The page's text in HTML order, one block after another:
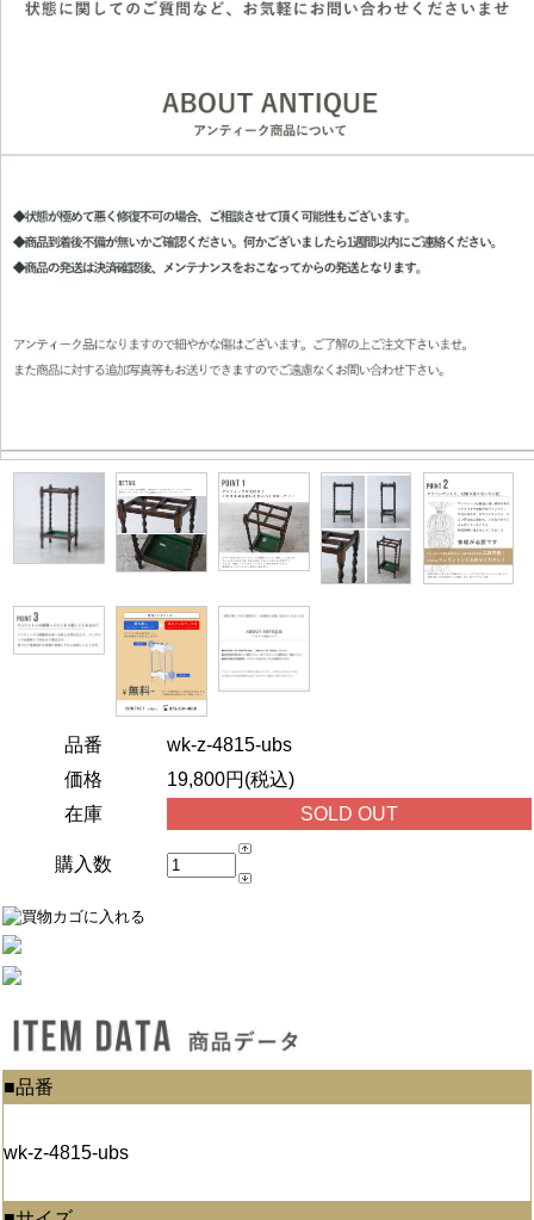
品番
wk-z-4815-ubs
価格
19,800円(税込)
在庫
SOLD OUT
購入数
■品番
wk-z-4815-ubs